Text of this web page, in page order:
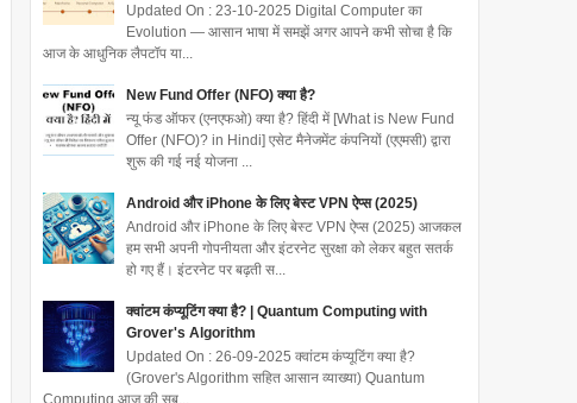
Updated On : 23-10-2025 Digital Computer का
Evolution — आसान भाषा में समझें अगर आपने कभी सोचा है कि
आज के आधुनिक लैपटॉप या...
New Fund Offer (NFO) क्या है?
न्यू फंड ऑफर (एनएफओ) क्या है? हिंदी में [What is New Fund
Offer (NFO)? in Hindi] एसेट मैनेजमेंट कंपनियों (एएमसी) द्वारा
शुरू की गई नई योजना ...
Android और iPhone के लिए बेस्ट VPN ऐप्स (2025)
Android और iPhone के लिए बेस्ट VPN ऐप्स (2025) आजकल
हम सभी अपनी गोपनीयता और इंटरनेट सुरक्षा को लेकर बहुत सतर्क
हो गए हैं। इंटरनेट पर बढ़ती स...
क्वांटम कंप्यूटिंग क्या है? | Quantum Computing with
Grover's Algorithm
Updated On : 26-09-2025 क्वांटम कंप्यूटिंग क्या है?
(Grover's Algorithm सहित आसान व्याख्या) Quantum